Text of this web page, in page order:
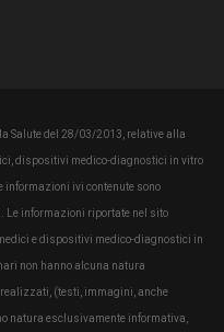
Salute del 28/03/2013, relative alla
dispositivi medico-diagnostici in vitro
informazioni ivi contenute sono
Le informazioni riportate nel sito
e dispositivi medico-diagnostici in
non hanno alcuna natura
(testi, immagini, anche
natura esclusivamente informativa,